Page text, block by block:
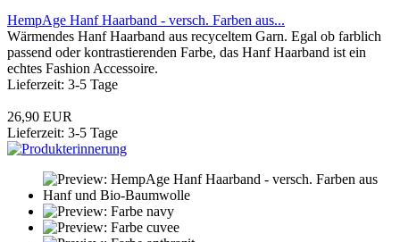
HempAge Hanf Haarband - versch. Farben aus...
Wärmendes Hanf Haarband aus recyceltem Garn. Egal ob farblich
passend oder kontrastierenden Farbe, das Hanf Haarband ist ein
echtes Fashion Accessoire.
Lieferzeit: 3-5 Tage
26,90 EUR
Lieferzeit: 3-5 Tage